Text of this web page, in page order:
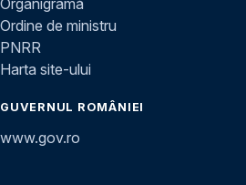
Ordine de ministru
PNRR
Harta site-ului
GUVERNUL ROMÂNIEI
www.gov.ro